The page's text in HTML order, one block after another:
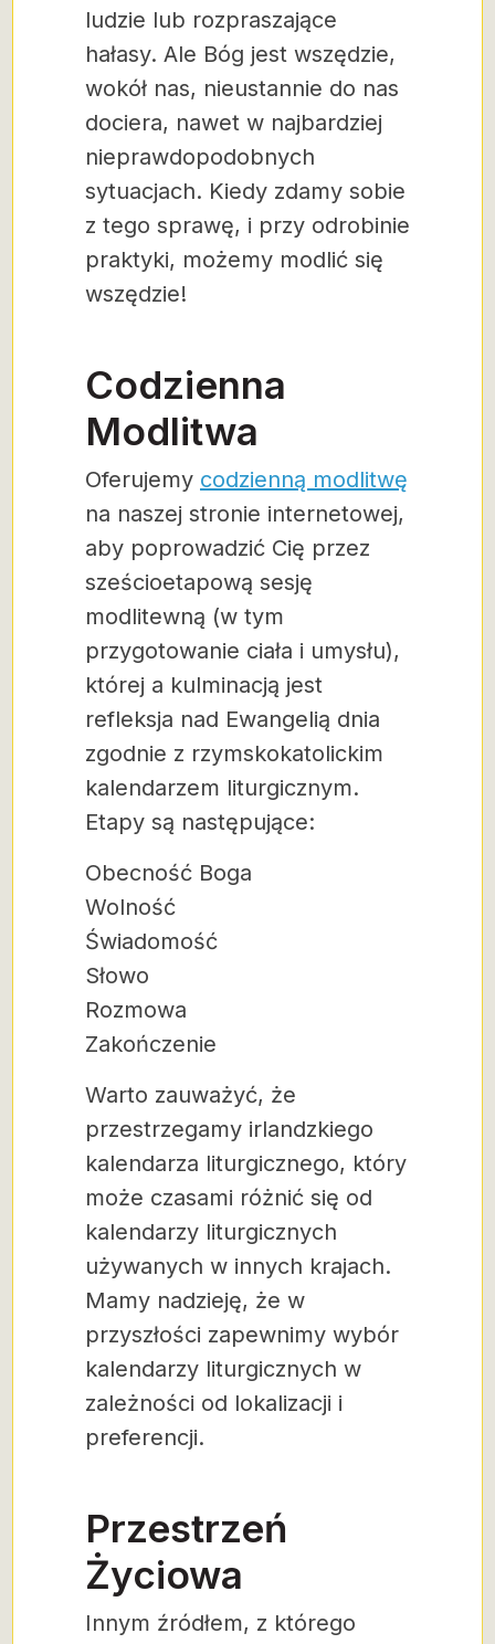
ludzie lub rozpraszające
hałasy. Ale Bóg jest wszędzie,
wokół nas, nieustannie do nas
dociera, nawet w najbardziej
nieprawdopodobnych
sytuacjach. Kiedy zdamy sobie
z tego sprawę, i przy odrobinie
praktyki, możemy modlić się
wszędzie!
Codzienna
Modlitwa
Oferujemy codzienną modlitwę
na naszej stronie internetowej,
aby poprowadzić Cię przez
sześcioetapową sesję
modlitewną (w tym
przygotowanie ciała i umysłu),
której a kulminacją jest
refleksja nad Ewangelią dnia
zgodnie z rzymskokatolickim
kalendarzem liturgicznym.
Etapy są następujące:
Obecność Boga
Wolność
Świadomość
Słowo
Rozmowa
Zakończenie
Warto zauważyć, że
przestrzegamy irlandzkiego
kalendarza liturgicznego, który
może czasami różnić się od
kalendarzy liturgicznych
używanych w innych krajach.
Mamy nadzieję, że w
przyszłości zapewnimy wybór
kalendarzy liturgicznych w
zależności od lokalizacji i
preferencji.
Przestrzeń
Życiowa
Innym źródłem, z którego